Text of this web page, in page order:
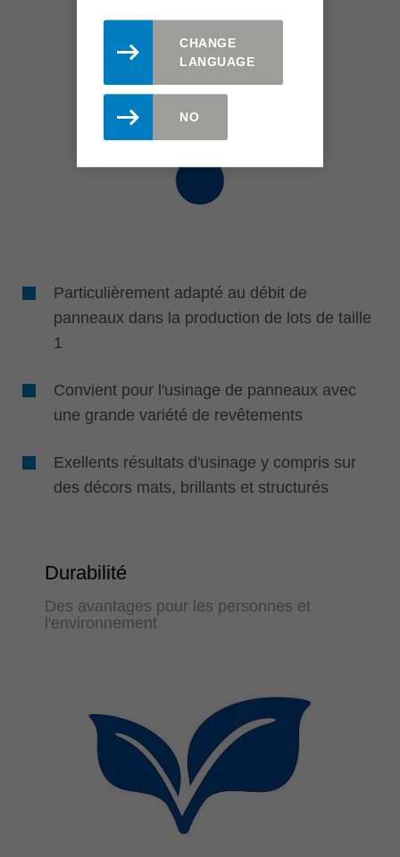
Particulièrement adapté au débit de
panneaux dans la production de lots de taille
1
Convient pour l'usinage de panneaux avec
une grande variété de revêtements
Exellents résultats d'usinage y compris sur
des décors mats, brillants et structurés
Durabilité
Des avantages pour les personnes et
l'environnement
CHANGE
LANGUAGE
NO